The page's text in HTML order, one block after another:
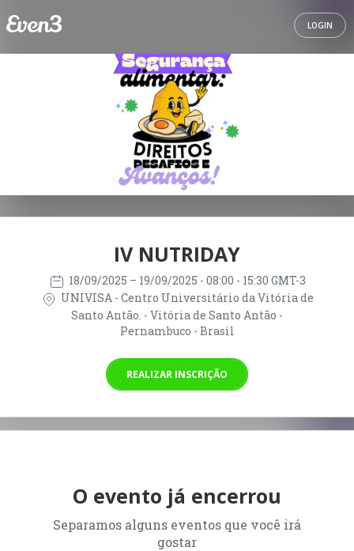
LOGIN
IV NUTRIDAY
18/09/2025 – 19/09/2025 - 08:00 - 15:30 GMT-3
UNIVISA - Centro Universitário da Vitória de
Santo Antão. - Vitória de Santo Antão -
Pernambuco - Brasil
REALIZAR INSCRIÇÃO
O evento já encerrou
Separamos alguns eventos que você irá
gostar